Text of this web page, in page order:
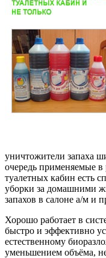
уничтожители запаха
очередь применяемые в
туалетных кабин есть
уборки за домашними
запахов в салоне а/м и
Хорошо работает в
быстро и эффективно
естественному
уменьшением объёма,